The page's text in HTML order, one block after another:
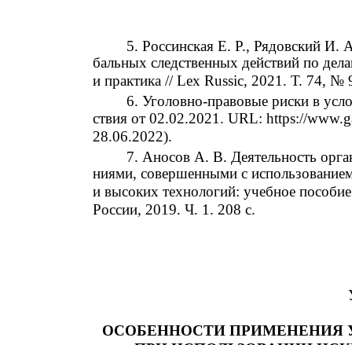
5. Россинская Е. Р., Рядовский И.
бальных следственных действий по
и практика // Lex Russic, 2021. Т. 74, №
6. Уголовно-правовые риски в
ствия от 02.02.2021. URL: https://
28.06.2022).
7. Аносов А. В. Деятельность
ниями, совершенными с
и высоких технологий: учебное
России, 2019. Ч. 1. 208 с.
ОСОБЕННОСТИ ПРИМЕНЕНИЯ